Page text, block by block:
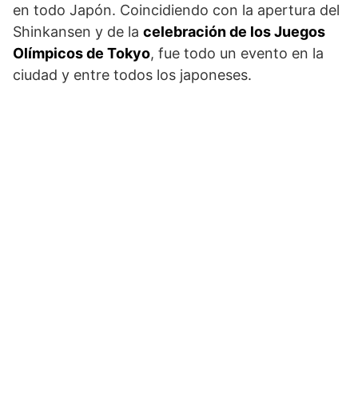
en todo Japón. Coincidiendo con la apertura del
Shinkansen y de la celebración de los Juegos
Olímpicos de Tokyo, fue todo un evento en la
ciudad y entre todos los japoneses.